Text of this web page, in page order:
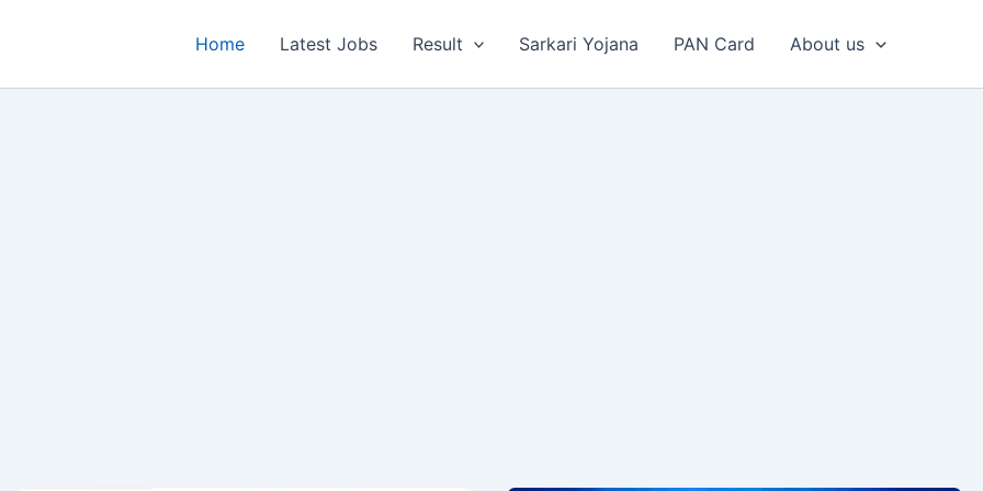
Home Latest Jobs Result Sarkari Yojana PAN Card About us